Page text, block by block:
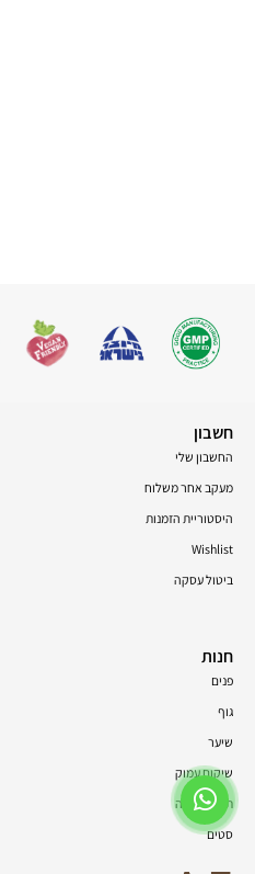
חשבון
החשבון שלי
מעקב אחר משלוח
היסטוריית הזמנות
Wishlist
ביטול עסקה
חנות
פנים
גוף
שיער
שיקום עמוק
תוספי תזונה
סטים